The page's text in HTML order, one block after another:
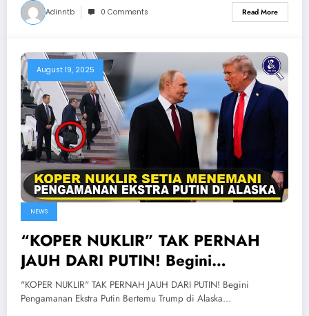
Adinntb 0 Comments Read More
August 19, 2025
NEWS
“KOPER NUKLIR” TAK PERNAH
JAUH DARI PUTIN! Begini
Pengamanan Ekstra Putin Bertemu
Trump di Alaska
"KOPER NUKLIR" TAK PERNAH JAUH DARI PUTIN! Begini
Pengamanan Ekstra Putin Bertemu Trump di Alaska…